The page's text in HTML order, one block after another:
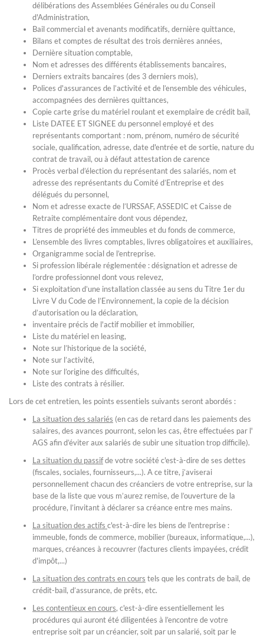
délibérations des Assemblées Générales ou du Conseil
d'Administration,
Bail commercial et avenants modificatifs, dernière quittance,
Bilans et comptes de résultat des trois dernières années,
Dernière situation comptable,
Nom et adresses des différents établissements bancaires,
Derniers extraits bancaires (des 3 derniers mois),
Polices d'assurances de l’activité et de l’ensemble des véhicules,
accompagnées des dernières quittances,
Copie carte grise du matériel roulant et exemplaire de crédit bail,
Liste DATEE ET SIGNEE du personnel employé et des
représentants comportant : nom, prénom, numéro de sécurité
sociale, qualification, adresse, date d'entrée et de sortie, nature du
contrat de travail, ou à défaut attestation de carence
Procès verbal d’élection du représentant des salariés, nom et
adresse des représentants du Comité d’Entreprise et des
délégués du personnel,
Nom et adresse exacte de l’URSSAF, ASSEDIC et Caisse de
Retraite complémentaire dont vous dépendez,
Titres de propriété des immeubles et du fonds de commerce,
L’ensemble des livres comptables, livres obligatoires et auxiliaires,
Organigramme social de l’entreprise.
Si profession libérale réglementée : désignation et adresse de
l’ordre professionnel dont vous relevez,
Si exploitation d’une installation classée au sens du Titre 1er du
Livre V du Code de l’Environnement, la copie de la décision
d’autorisation ou la déclaration,
inventaire précis de l'actif mobilier et immobilier,
Liste du matériel en leasing,
Note sur l’historique de la société,
Note sur l’activité,
Note sur l’origine des difficultés,
Liste des contrats à résilier.
Lors de cet entretien, les points essentiels suivants seront abordés :
La situation des salariés (en cas de retard dans les paiements des
salaires, des avances pourront, selon les cas, être effectuées par l'
AGS afin d’éviter aux salariés de subir une situation trop difficile).
La situation du passifde votre société c'est-à-dire de ses dettes
(fiscales, sociales, fournisseurs,...). A ce titre, j’aviserai
personnellement chacun des créanciers de votre entreprise, sur la
base de la liste que vous m’aurez remise, de l’ouverture de la
procédure, l’invitant à déclarer sa créance entre mes mains.
La situation des actifs c'est-à-dire les biens de l'entreprise :
immeuble, fonds de commerce, mobilier (bureaux, informatique,...),
marques, créances à recouvrer (factures clients impayées, crédit
d'impôt,...)
La situation des contrats en cours tels que les contrats de bail, de
crédit-bail, d’assurance, de prêts, etc.
Les contentieux en cours, c'est-à-dire essentiellement les
procédures qui auront été diligentées à l’encontre de votre
entreprise soit par un créancier, soit par un salarié, soit par le